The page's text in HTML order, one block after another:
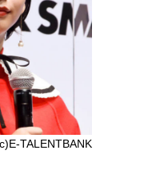
TALENTBANK